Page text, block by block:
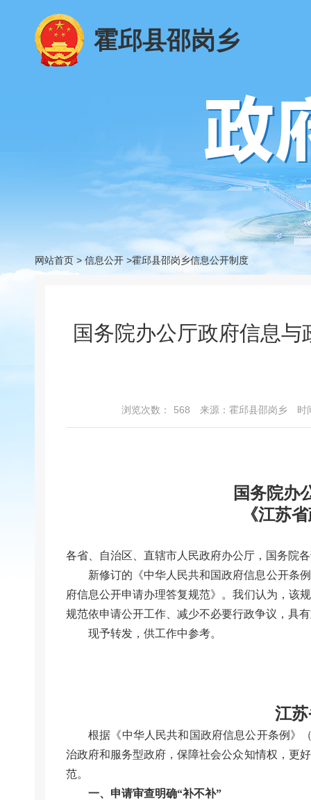
霍邱县邵岗乡
网站首页 > 信息公开 >霍邱县邵岗乡信息公开制度
国务院办公厅政府信息
浏览次数： 568 来源：霍邱县邵岗乡 时
国务院办
《江苏
各省、自治区、直辖市人民政府办公厅，国务院
新修订的《中华人民共和国政府信息公开条
府信息公开申请办理答复规范》。我们认为，该
规范依申请公开工作、减少不必要行政争议，具
现予转发，供工作中参考。
江
根据《中华人民共和国政府信息公开条例》
治政府和服务型政府，保障社会公众知情权，更
范。
一、申请审查明确“补不补”